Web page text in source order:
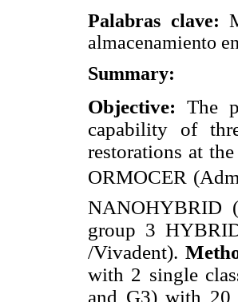
Palabras clave:
almacenamiento
Summary:
Objective:The
capability of
restorations at
ORMOCER
NANOHYBRID
group 3
/Vivadent).
with 2 single
and G3) with 20